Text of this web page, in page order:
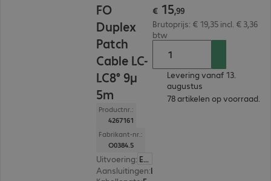
FO
Duplex
Patch
Cable LC-
LC8° 9µ
5m
Productnr.:
4267161
Fabrikant-nr.:
O0384.5
Uitvoering: Europa
Aansluitingen:
€ 15,99
Brutoprijs: € 19,35 incl. € 3,36
btw
Levering vanaf 13.
augustus
78 artikelen op voorraad.